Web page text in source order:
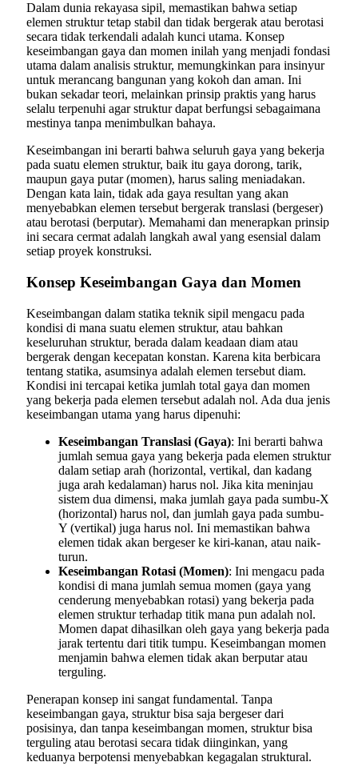
Dalam dunia rekayasa sipil, memastikan bahwa setiap
elemen struktur tetap stabil dan tidak bergerak atau berotasi
secara tidak terkendali adalah kunci utama. Konsep
keseimbangan gaya dan momen inilah yang menjadi fondasi
utama dalam analisis struktur, memungkinkan para insinyur
untuk merancang bangunan yang kokoh dan aman. Ini
bukan sekadar teori, melainkan prinsip praktis yang harus
selalu terpenuhi agar struktur dapat berfungsi sebagaimana
mestinya tanpa menimbulkan bahaya.
Keseimbangan ini berarti bahwa seluruh gaya yang bekerja
pada suatu elemen struktur, baik itu gaya dorong, tarik,
maupun gaya putar (momen), harus saling meniadakan.
Dengan kata lain, tidak ada gaya resultan yang akan
menyebabkan elemen tersebut bergerak translasi (bergeser)
atau berotasi (berputar). Memahami dan menerapkan prinsip
ini secara cermat adalah langkah awal yang esensial dalam
setiap proyek konstruksi.
Konsep Keseimbangan Gaya dan Momen
Keseimbangan dalam statika teknik sipil mengacu pada
kondisi di mana suatu elemen struktur, atau bahkan
keseluruhan struktur, berada dalam keadaan diam atau
bergerak dengan kecepatan konstan. Karena kita berbicara
tentang statika, asumsinya adalah elemen tersebut diam.
Kondisi ini tercapai ketika jumlah total gaya dan momen
yang bekerja pada elemen tersebut adalah nol. Ada dua jenis
keseimbangan utama yang harus dipenuhi:
Keseimbangan Translasi (Gaya): Ini berarti bahwa
jumlah semua gaya yang bekerja pada elemen struktur
dalam setiap arah (horizontal, vertikal, dan kadang
juga arah kedalaman) harus nol. Jika kita meninjau
sistem dua dimensi, maka jumlah gaya pada sumbu-X
(horizontal) harus nol, dan jumlah gaya pada sumbu-
Y (vertikal) juga harus nol. Ini memastikan bahwa
elemen tidak akan bergeser ke kiri-kanan, atau naik-
turun.
Keseimbangan Rotasi (Momen): Ini mengacu pada
kondisi di mana jumlah semua momen (gaya yang
cenderung menyebabkan rotasi) yang bekerja pada
elemen struktur terhadap titik mana pun adalah nol.
Momen dapat dihasilkan oleh gaya yang bekerja pada
jarak tertentu dari titik tumpu. Keseimbangan momen
menjamin bahwa elemen tidak akan berputar atau
terguling.
Penerapan konsep ini sangat fundamental. Tanpa
keseimbangan gaya, struktur bisa saja bergeser dari
posisinya, dan tanpa keseimbangan momen, struktur bisa
terguling atau berotasi secara tidak diinginkan, yang
keduanya berpotensi menyebabkan kegagalan struktural.